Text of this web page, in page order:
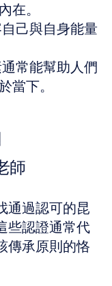
在。
己與自身能量
常能幫助人們
當下。
師
通過認可的昆
些認證通常代
傳承原則的恪